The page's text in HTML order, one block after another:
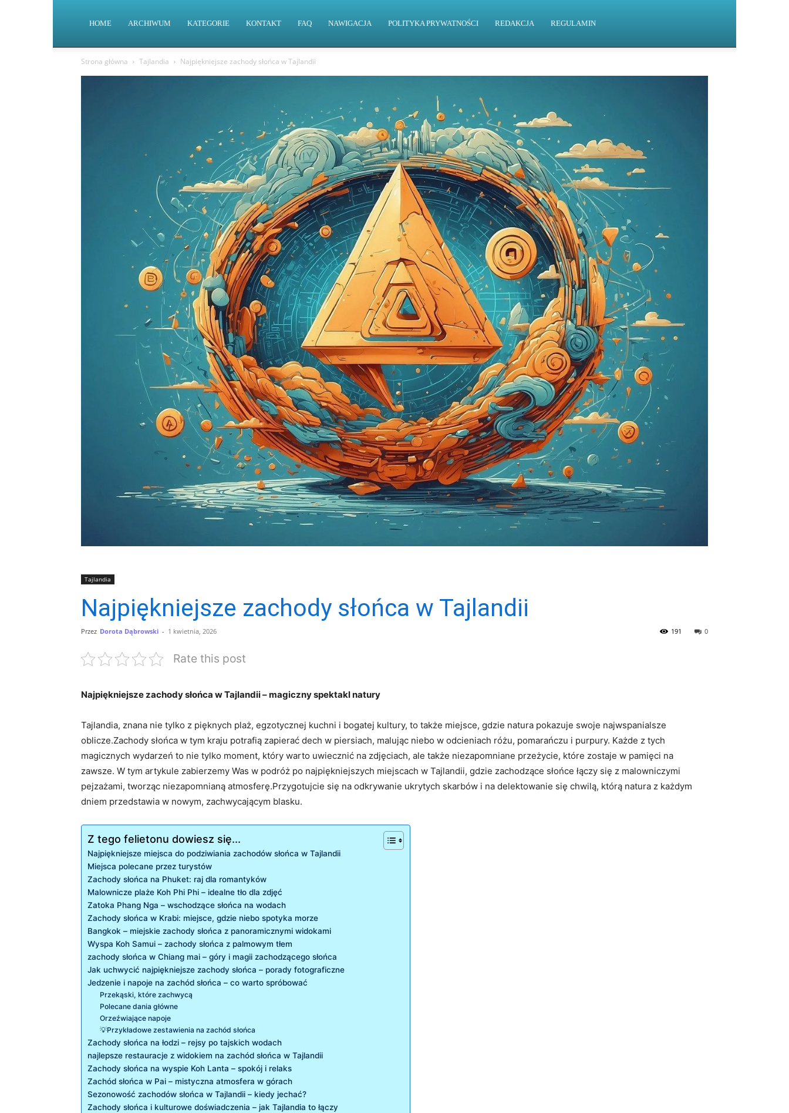
HOME ARCHIWUM KATEGORIE KONTAKT FAQ NAWIGACJA POLITYKA PRYWATNOŚCI REDAKCJA REGULAMIN
Strona główna Tajlandia Najpiękniejsze zachody słońca w Tajlandii
Tajlandia
Najpiękniejsze zachody słońca w Tajlandii
Przez Dorota Dąbrowski - 1 kwietnia, 2026 0
191
Rate this post
Najpiękniejsze zachody słońca w Tajlandii – magiczny spektakl natury
Tajlandia, znana nie tylko z pięknych plaż, egzotycznej kuchni i bogatej kultury, to także miejsce, gdzie natura pokazuje swoje najwspanialsze
oblicze.Zachody słońca w tym kraju potrafią zapierać dech w piersiach, malując niebo w odcieniach różu, pomarańczu i purpury. Każde z tych
magicznych wydarzeń to nie tylko moment, który warto uwiecznić na zdjęciach, ale także niezapomniane przeżycie, które zostaje w pamięci na
zawsze. W tym artykule zabierzemy Was w podróż po najpiękniejszych miejscach w Tajlandii, gdzie zachodzące słońce łączy się z malowniczymi
pejzażami, tworząc niezapomnianą atmosferę.Przygotujcie się na odkrywanie ukrytych skarbów i na delektowanie się chwilą, którą natura z każdym
dniem przedstawia w nowym, zachwycającym blasku.
Z tego felietonu dowiesz się...
Najpiękniejsze miejsca do podziwiania zachodów słońca w Tajlandii
Miejsca polecane przez turystów
Zachody słońca na Phuket: raj dla romantyków
Malownicze plaże Koh Phi Phi – idealne tło dla zdjęć
Zatoka Phang Nga – wschodzące słońca na wodach
Zachody słońca w Krabi: miejsce, gdzie niebo spotyka morze
Bangkok – miejskie zachody słońca z panoramicznymi widokami
Wyspa Koh Samui – zachody słońca z palmowym tłem
zachody słońca w Chiang mai – góry i magii zachodzącego słońca
Jak uchwycić najpiękniejsze zachody słońca – porady fotograficzne
Jedzenie i napoje na zachód słońca – co warto spróbować
Przekąski, które zachwycą
Polecane dania główne
Orzeźwiające napoje
💡Przykładowe zestawienia na zachód słońca
Zachody słońca na łodzi – rejsy po tajskich wodach
najlepsze restauracje z widokiem na zachód słońca w Tajlandii
Zachody słońca na wyspie Koh Lanta – spokój i relaks
Zachód słońca w Pai – mistyczna atmosfera w górach
Sezonowość zachodów słońca w Tajlandii – kiedy jechać?
Zachody słońca i kulturowe doświadczenia – jak Tajlandia to łączy